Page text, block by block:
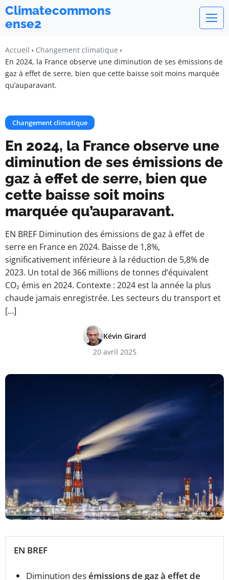
Climatecommons
ense2
Accueil
Changement climatique
En 2024, la France observe une diminution de ses émissions de
gaz à effet de serre, bien que cette baisse soit moins marquée
qu’auparavant.
Changement climatique
En 2024, la France observe une
diminution de ses émissions de
gaz à effet de serre, bien que
cette baisse soit moins
marquée qu’auparavant.
EN BREF Diminution des émissions de gaz à effet de
serre en France en 2024. Baisse de 1,8%,
significativement inférieure à la réduction de 5,8% de
2023. Un total de 366 millions de tonnes d’équivalent
CO₂ émis en 2024. Contexte : 2024 est la année la plus
chaude jamais enregistrée. Les secteurs du transport et
[…]
Kévin Girard
20 avril 2025
EN BREF
Diminution desémissions de gaz à effet de